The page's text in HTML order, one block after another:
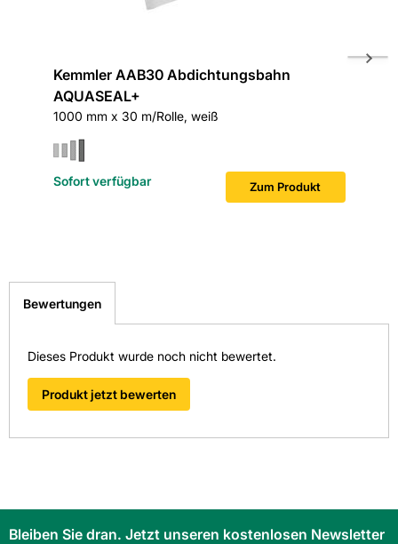
Kemmler AAB30 Abdichtungsbahn
AQUASEAL+
1000 mm x 30 m/Rolle, weiß
Zum Produkt
Sofort verfügbar
Bewertungen
Dieses Produkt wurde noch nicht bewertet.
Produkt jetzt bewerten
Bleiben Sie dran. Jetzt unseren kostenlosen Newsletter